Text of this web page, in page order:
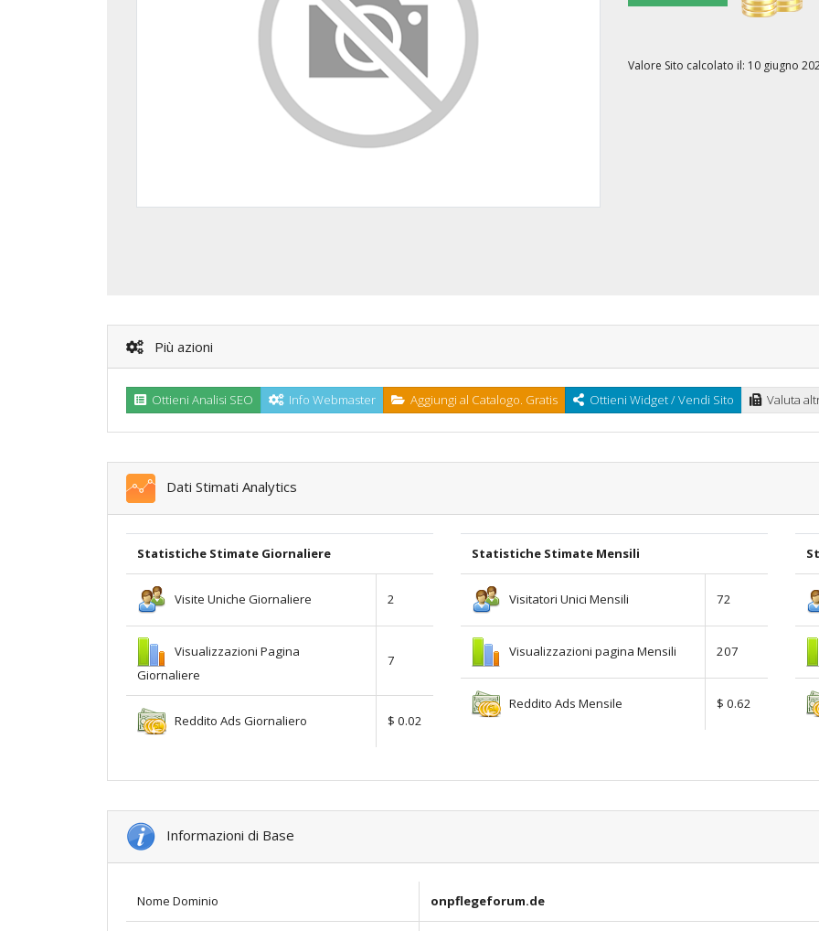
Valore Sito calcolato il: 10 giugno
Più azioni
Ottieni Analisi SEO Info Webmaster Aggiungi al Catalogo. Gratis Ottieni Widget / Vendi Sito Valuta
Dati Stimati Analytics
Statistiche Stimate Giornaliere
Visite Uniche Giornaliere 2
Visualizzazioni Pagina
Giornaliere
7
Reddito Ads Giornaliero $ 0.02
Statistiche Stimate Mensili
Visitatori Unici Mensili 72
Visualizzazioni pagina Mensili 207
Reddito Ads Mensile $ 0.62
Informazioni di Base
Nome Dominio onpflegeforum.de